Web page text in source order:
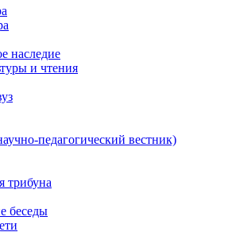
наследие
и чтения
педагогический вестник)
трибуна
беседы